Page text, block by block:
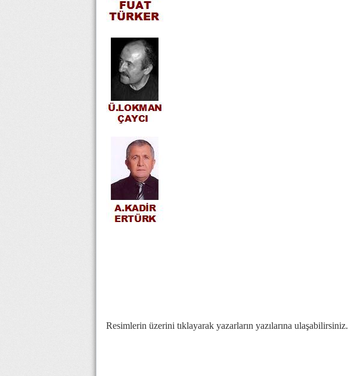
Resimlerin üzerini tıklayarak yazarların yazılarına ulaşabilirsiniz.